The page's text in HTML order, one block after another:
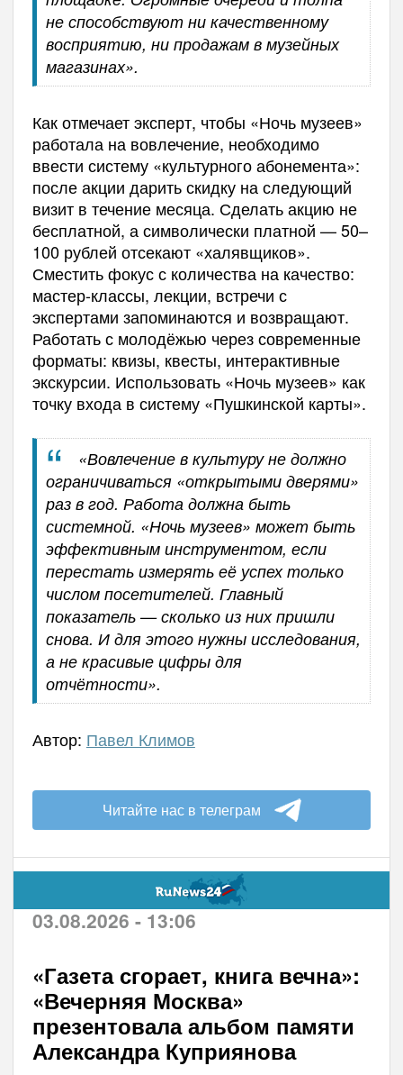
не способствуют ни качественному
восприятию, ни продажам в музейных
магазинах».
Как отмечает эксперт, чтобы «Ночь музеев»
работала на вовлечение, необходимо
ввести систему «культурного абонемента»:
после акции дарить скидку на следующий
визит в течение месяца. Сделать акцию не
бесплатной, а символически платной — 50–
100 рублей отсекают «халявщиков».
Сместить фокус с количества на качество:
мастер-классы, лекции, встречи с
экспертами запоминаются и возвращают.
Работать с молодёжью через современные
форматы: квизы, квесты, интерактивные
экскурсии. Использовать «Ночь музеев» как
точку входа в систему «Пушкинской карты».
«Вовлечение в культуру не должно
ограничиваться «открытыми дверями»
раз в год. Работа должна быть
системной. «Ночь музеев» может быть
эффективным инструментом, если
перестать измерять её успех только
числом посетителей. Главный
показатель — сколько из них пришли
снова. И для этого нужны исследования,
а не красивые цифры для
отчётности».
Автор: Павел Климов
Читайте нас в телеграм
03.08.2026 - 13:06
«Газета сгорает, книга вечна»:
«Вечерняя Москва»
презентовала альбом памяти
Александра Куприянова